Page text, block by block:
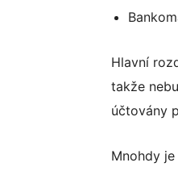
Hlavní
takže
účtovány
Mnohdy